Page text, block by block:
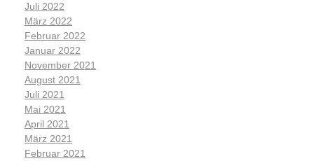
Juli 2022
März 2022
Februar 2022
Januar 2022
November 2021
August 2021
Juli 2021
Mai 2021
April 2021
März 2021
Februar 2021